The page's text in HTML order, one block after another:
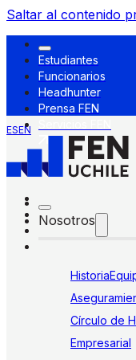
Saltar al contenido
Estudiantes
Funcionarios
Headhunter
Prensa FEN
ESEN
Nosotros
Historia
Círculo de
Empresarial